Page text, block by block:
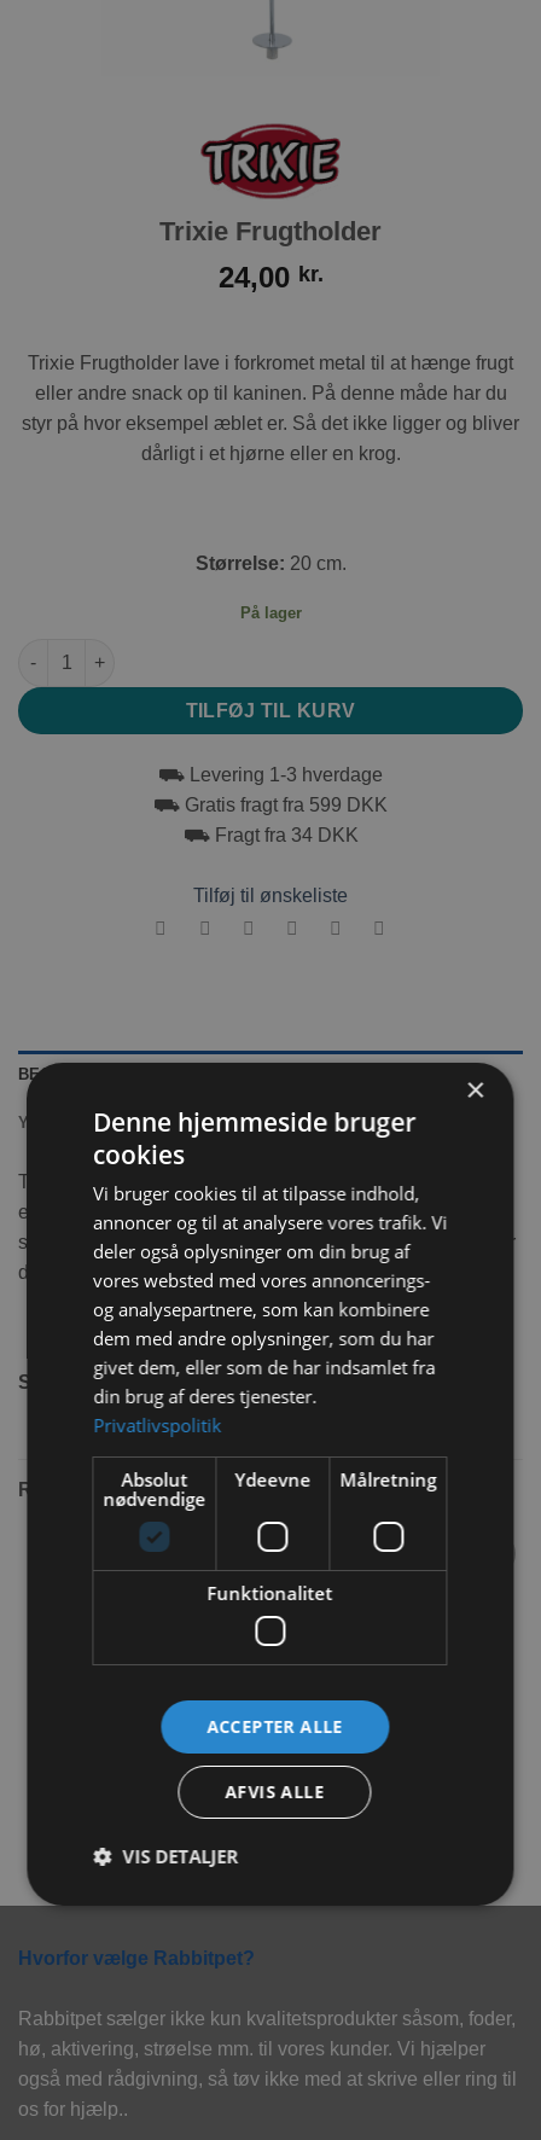
Trixie Frugtholder
24,00 kr.
Trixie Frugtholder lave i forkromet metal til at hænge frugt
eller andre snack op til kaninen. På denne måde har du
styr på hvor eksempel æblet er. Så det ikke ligger og bliver
dårligt i et hjørne eller en krog.
Størrelse: 20 cm.
På lager
Trixie Frugtholder antal
TILFØJ TIL KURV
⛟ Levering 1-3 hverdage
⛟ Gratis fragt fra 599 DKK
⛟ Fragt fra 34 DKK
Tilføj til ønskeliste
BESKRIVELSE
YDERLIGERE INFORMATION
Trixie Frugtholder lave i forkromet metal til at hænge frugt
eller andre snack op til kaninen. På denne måde har du
styr på hvor eksempel æblet er. Så det ikke ligger og bliver
dårligt i et hjørne eller en krog.
Størrelse:
RELATEREDE VARER
Tilføj til
Flamingo Gulerodsholder
Flamingo Godbidskrukke
Marmi 1300ml
169,00
Hvorfor vælge Rabbitpet?
Rabbitpet sælger ikke kun kvalitetsprodukter såsom, foder,
hø, aktivering, strøelse mm. til vores kunder. Vi hjælper
også med rådgivning, så tøv ikke med at skrive eller ring til
os for hjælp..
×
Denne hjemmeside bruger
cookies
Vi bruger cookies til at tilpasse indhold,
annoncer og til at analysere vores trafik. Vi
deler også oplysninger om din brug af
vores websted med vores annoncerings-
og analysepartnere, som kan kombinere
dem med andre oplysninger, som du har
givet dem, eller som de har indsamlet fra
din brug af deres tjenester.
Privatlivspolitik
Absolut
nødvendige
Ydeevne Målretning
Funktionalitet
ACCEPTER ALLE
AFVIS ALLE
VIS DETALJER